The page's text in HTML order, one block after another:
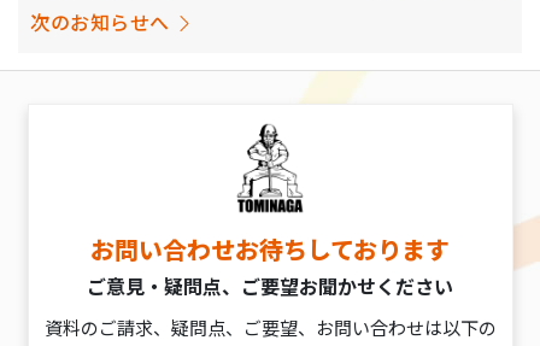
次のお知らせへ
お問い合わせお待ちしております
ご意見・疑問点、ご要望お聞かせください
資料のご請求、疑問点、ご要望、お問い合わせは以下の